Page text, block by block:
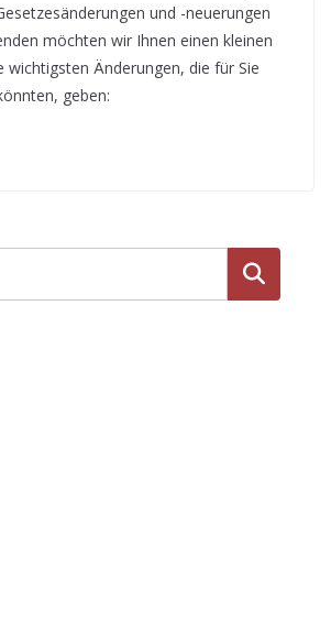
und -neuerungen
möchten wir Ihnen einen kleinen
wichtigsten Änderungen, die für Sie
geben:
Suche